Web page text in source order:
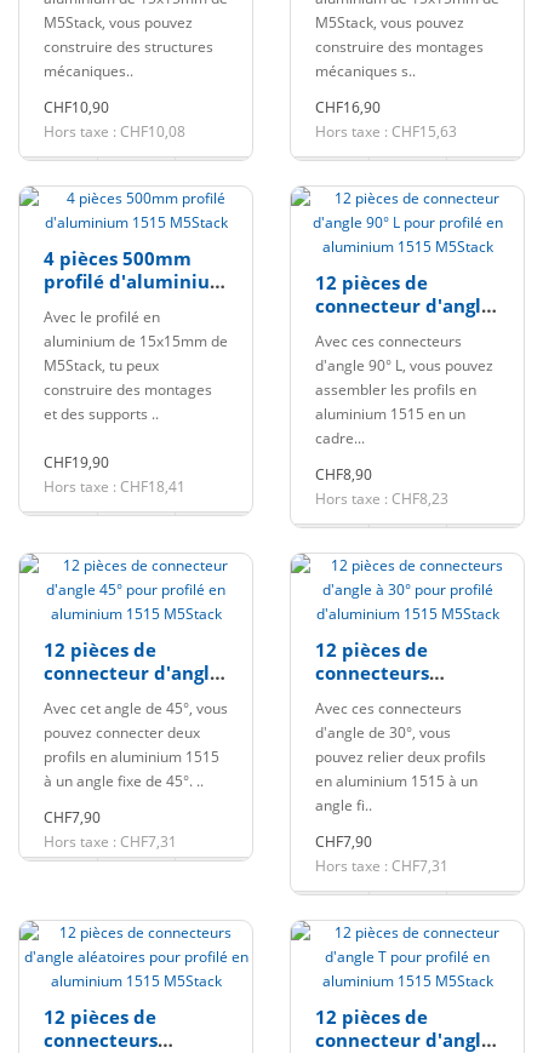
M5Stack, vous pouvez
construire des structures
mécaniques..
CHF10,90
Hors taxe : CHF10,08
M5Stack, vous pouvez
construire des montages
mécaniques s..
CHF16,90
Hors taxe : CHF15,63
4 pièces 500mm
profilé d'aluminium
Avec le profilé en
aluminium de 15x15mm de
M5Stack, tu peux
construire des montages
et des supports ..
CHF19,90
Hors taxe : CHF18,41
12 pièces de
connecteur d'angle
en aluminium 1515
M5Stack
Avec ces connecteurs
d'angle 90° L, vous pouvez
assembler les profils en
aluminium 1515 en un
cadre...
CHF8,90
Hors taxe : CHF8,23
12 pièces de
connecteur d'angle
aluminium 1515
M5Stack
Avec cet angle de 45°, vous
pouvez connecter deux
profils en aluminium 1515
à un angle fixe de 45°. ..
CHF7,90
Hors taxe : CHF7,31
12 pièces de
connecteurs
profilé d'aluminium
1515 M5Stack
Avec ces connecteurs
d'angle de 30°, vous
pouvez relier deux profils
en aluminium 1515 à un
angle fi..
CHF7,90
Hors taxe : CHF7,31
12 pièces de
connecteurs
12 pièces de
connecteur d'angle